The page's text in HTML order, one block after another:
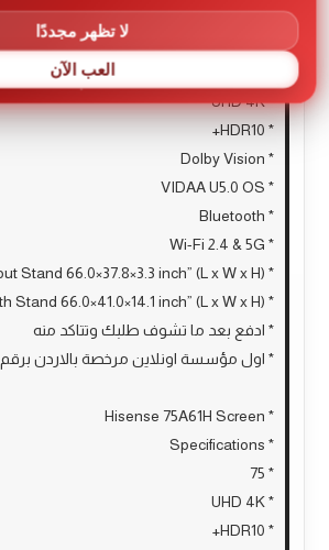
* شاشة هايسنس 75A61H
* UHD 4K
* HDR10+
* Dolby Vision
* VIDAA U5.0 OS
* Bluetooth
* Wi-Fi 2.4 & 5G
* Without Stand 66.0×37.8×3.3 inch” (L x W x H)
* With Stand 66.0×41.0×14.1 inch” (L x W x H)
* ادفع بعد ما تشوف طلبك وتتاكد منه
* اول مؤسسة اونلاين مرخصة بالاردن برقم 100537520
* Hisense 75A61H Screen
* Specifications
* 75
* UHD 4K
* HDR10+
لا تظهر مجددًا
العب الآن